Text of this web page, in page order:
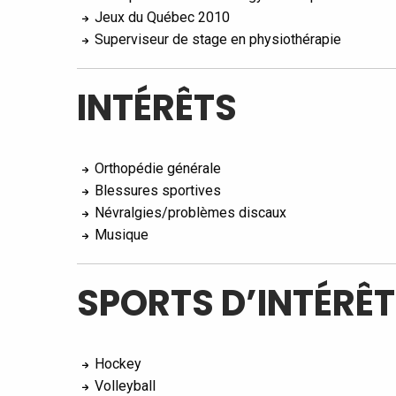
Jeux du Québec 2010
Superviseur de stage en physiothérapie
INTÉRÊTS
Orthopédie générale
Blessures sportives
Névralgies/problèmes discaux
Musique
SPORTS
Hockey
Volleyball